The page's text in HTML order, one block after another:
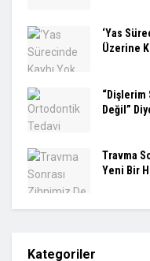
‘Yas
Üzerine
“Dişlerim
Değil”
Travma
Yeni Bir
Kategoriler